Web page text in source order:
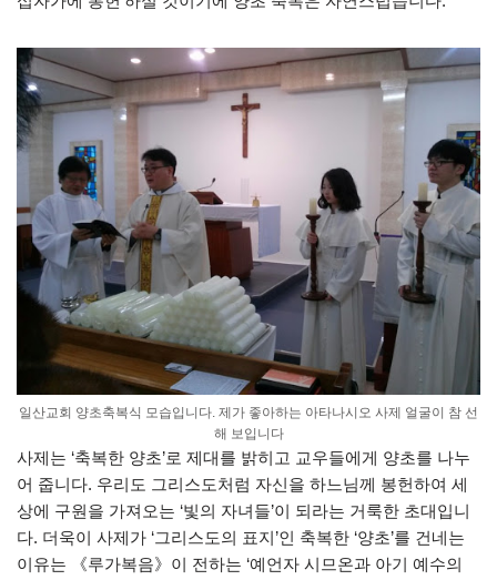
일산교회 양초축복식 모습입니다. 제가 좋아하는 아타나시오 사제 얼굴이 참 선
해 보입니다
사제는 ‘축복한 양초’로 제대를 밝히고 교우들에게 양초를 나누
어 줍니다. 우리도 그리스도처럼 자신을 하느님께 봉헌하여 세
상에 구원을 가져오는 ‘빛의 자녀들’이 되라는 거룩한 초대입니
다. 더욱이 사제가 ‘그리스도의 표지’인 축복한 ‘양초’를 건네는
이유는 《루가복음》이 전하는 ‘예언자 시므온과 아기 예수의